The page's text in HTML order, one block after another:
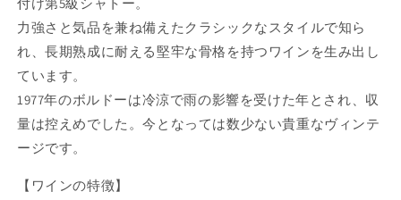
付け第5級シャトー。
力強さと気品を兼ね備えたクラシックなスタイルで知ら
れ、長期熟成に耐える堅牢な骨格を持つワインを生み出し
ています。
1977年のボルドーは冷涼で雨の影響を受けた年とされ、収
量は控えめでした。今となっては数少ない貴重なヴィンテ
ージです。
【ワインの特徴】